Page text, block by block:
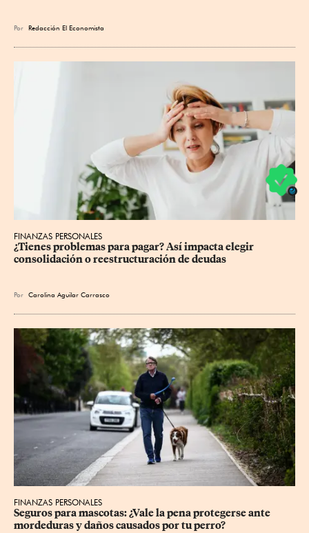
Por Redacción El Economista
FINANZAS PERSONALES
¿Tienes problemas para pagar? Así impacta elegir
consolidación o reestructuración de deudas
Por Carolina Aguilar Carrasco
FINANZAS PERSONALES
Seguros para mascotas: ¿Vale la pena protegerse ante
mordeduras y daños causados por tu perro?